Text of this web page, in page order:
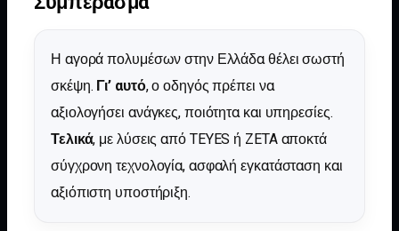
Η αγορά πολυμέσων στην Ελλάδα θέλει σωστή
σκέψη. Γι’ αυτό, ο οδηγός πρέπει να
αξιολογήσει ανάγκες, ποιότητα και υπηρεσίες.
Τελικά, με λύσεις από TEYES ή ZETA αποκτά
σύγχρονη τεχνολογία, ασφαλή εγκατάσταση και
αξιόπιστη υποστήριξη.